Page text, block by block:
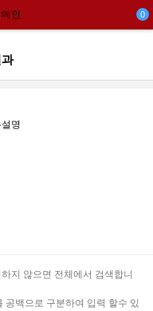
0
명
지 않으면 전체에서 검색합니
백으로 구분하여 입력 할수 있